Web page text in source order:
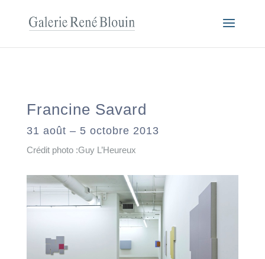
Francine Savard
31 août – 5 octobre 2013
Crédit photo :Guy L’Heureux